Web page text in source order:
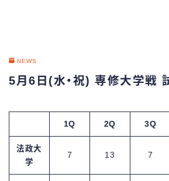
NEWS
5月6日(水・祝) 専修大学戦
1Q 2Q 3Q
法政大
学
7 13 7